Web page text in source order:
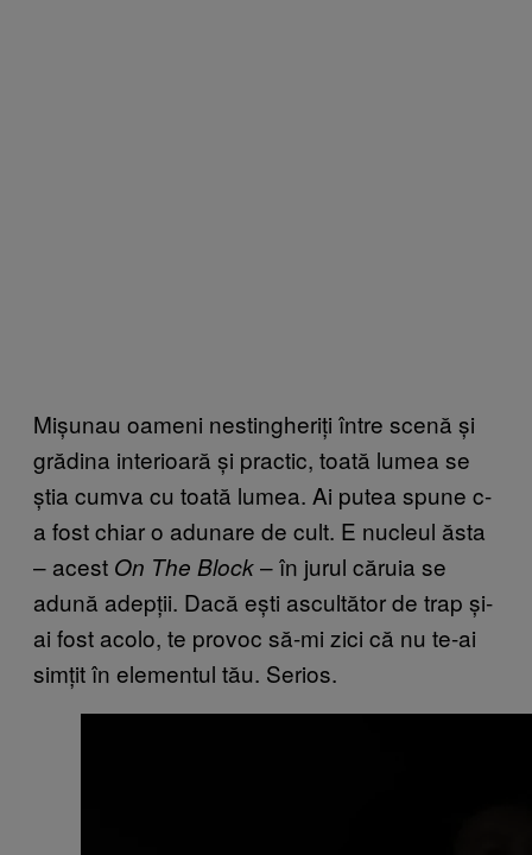
Mișunau oameni nestingheriți între scenă și
grădina interioară și practic, toată lumea se
știa cumva cu toată lumea. Ai putea spune c-
a fost chiar o adunare de cult. E nucleul ăsta
– acest On The Block– în jurul căruia se
adună adepții. Dacă ești ascultător de trap și-
ai fost acolo, te provoc să-mi zici că nu te-ai
simțit în elementul tău. Serios.